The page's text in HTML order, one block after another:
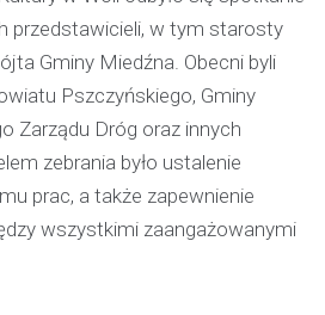
przedstawicieli, w tym starosty
Gminy Miedźna. Obecni byli
Pszczyńskiego, Gminy
Zarządu Dróg oraz innych
zebrania było ustalenie
prac, a także zapewnienie
wszystkimi zaangażowanymi